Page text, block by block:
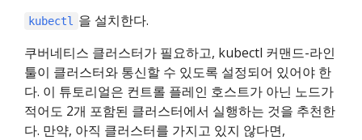
kubectl
을 설치한다.
쿠버네티스 클러스터가 필요하고, kubectl 커맨드-라인
툴이 클러스터와 통신할 수 있도록 설정되어 있어야 한
다. 이 튜토리얼은 컨트롤 플레인 호스트가 아닌 노드가
적어도 2개 포함된 클러스터에서 실행하는 것을 추천한
다. 만약, 아직 클러스터를 가지고 있지 않다면,